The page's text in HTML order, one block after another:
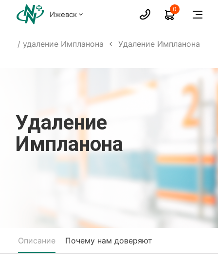
Ижевск
0
/ удаление Импланона Удаление Импланона
Удаление
Импланона
Описание Почему нам доверяют